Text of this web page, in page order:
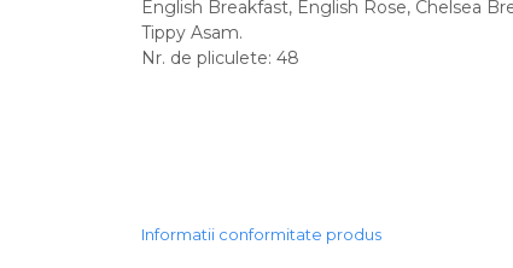
English Breakfast, English Rose, Chelsea
Tippy Asam.
Nr. de pliculete: 48
Informatii conformitate produs